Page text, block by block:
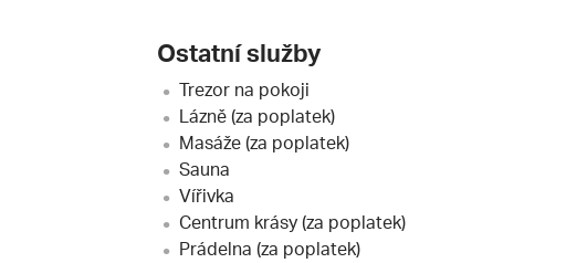
Ostatní služby
Trezor na pokoji
Lázně (za poplatek)
Masáže (za poplatek)
Sauna
Vířivka
Centrum krásy (za poplatek)
Prádelna (za poplatek)